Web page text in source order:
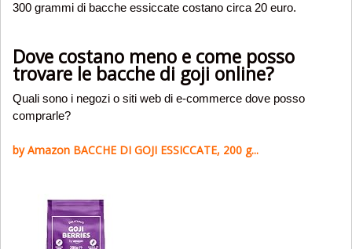
300 grammi di bacche essiccate costano circa 20 euro.
Dove costano meno e come posso
trovare le bacche di goji online?
Quali sono i negozi o siti web di e-commerce dove posso
comprarle?
by Amazon BACCHE DI GOJI ESSICCATE, 200 g...